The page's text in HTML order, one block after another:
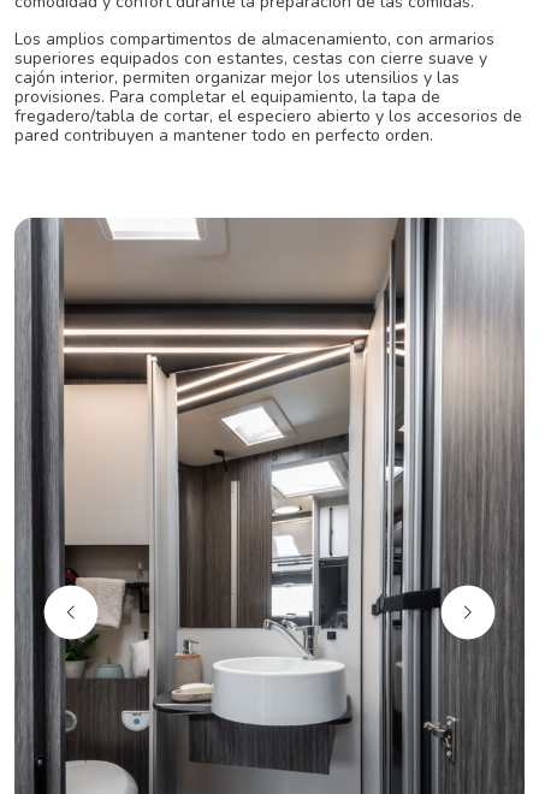
Los amplios compartimentos de almacenamiento, con armarios
superiores equipados con estantes, cestas con cierre suave y
cajón interior, permiten organizar mejor los utensilios y las
provisiones. Para completar el equipamiento, la tapa de
fregadero/tabla de cortar, el especiero abierto y los accesorios de
pared contribuyen a mantener todo en perfecto orden.